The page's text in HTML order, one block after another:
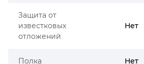
Защита от
известковых
отложений
Нет
Полка Нет